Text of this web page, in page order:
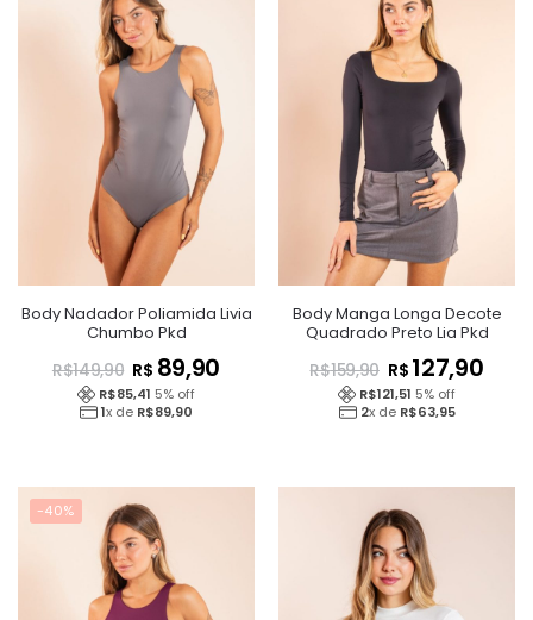
Body Nadador Poliamida Livia
Chumbo Pkd
R$149,90 R$ 89,90
R$85,41 5% off
1x de R$89,90
Body Manga Longa Decote
Quadrado Preto Lia Pkd
R$159,90 R$ 127,90
R$121,51 5% off
2x de R$63,95
-40%